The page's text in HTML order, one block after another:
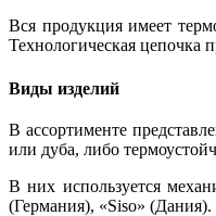
Вся продукция имеет
Технологическая цепочка
Виды изделий
В ассортименте
или дуба, либо
В них используется
(Германия), «Siso» (Дания).